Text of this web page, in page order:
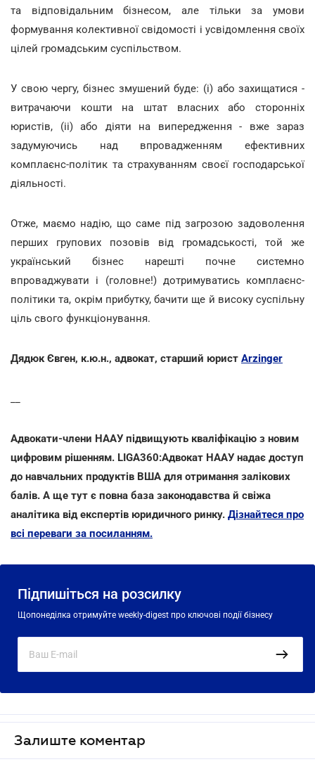
та відповідальним бізнесом, але тільки за умови
формування колективної свідомості і усвідомлення своїх
цілей громадським суспільством.
У свою чергу, бізнес змушений буде: (і) або захищатися -
витрачаючи кошти на штат власних або сторонніх
юристів, (іі) або діяти на випередження - вже зараз
задумуючись над впровадженням ефективних
комплаєнс-політик та страхуванням своєї господарської
діяльності.
Отже, маємо надію, що саме під загрозою задоволення
перших групових позовів від громадськості, той же
український бізнес нарешті почне системно
впроваджувати і (головне!) дотримуватись комплаєнс-
політики та, окрім прибутку, бачити ще й високу суспільну
ціль свого функціонування.
Дядюк Євген, к.ю.н., адвокат, старший юрист Arzinger
Адвокати-члени НААУ підвищують кваліфікацію з новим
цифровим рішенням. LIGA360:Адвокат НААУ надає доступ
до навчальних продуктів ВША для отримання залікових
балів. А ще тут є повна база законодавства й свіжа
аналітика від експертів юридичного ринку. Дізнайтеся про
всі переваги за посиланням.
Підпишіться на розсилку
Щопонеділка отримуйте weekly-digest про ключові події бізнесу
Залиште коментар